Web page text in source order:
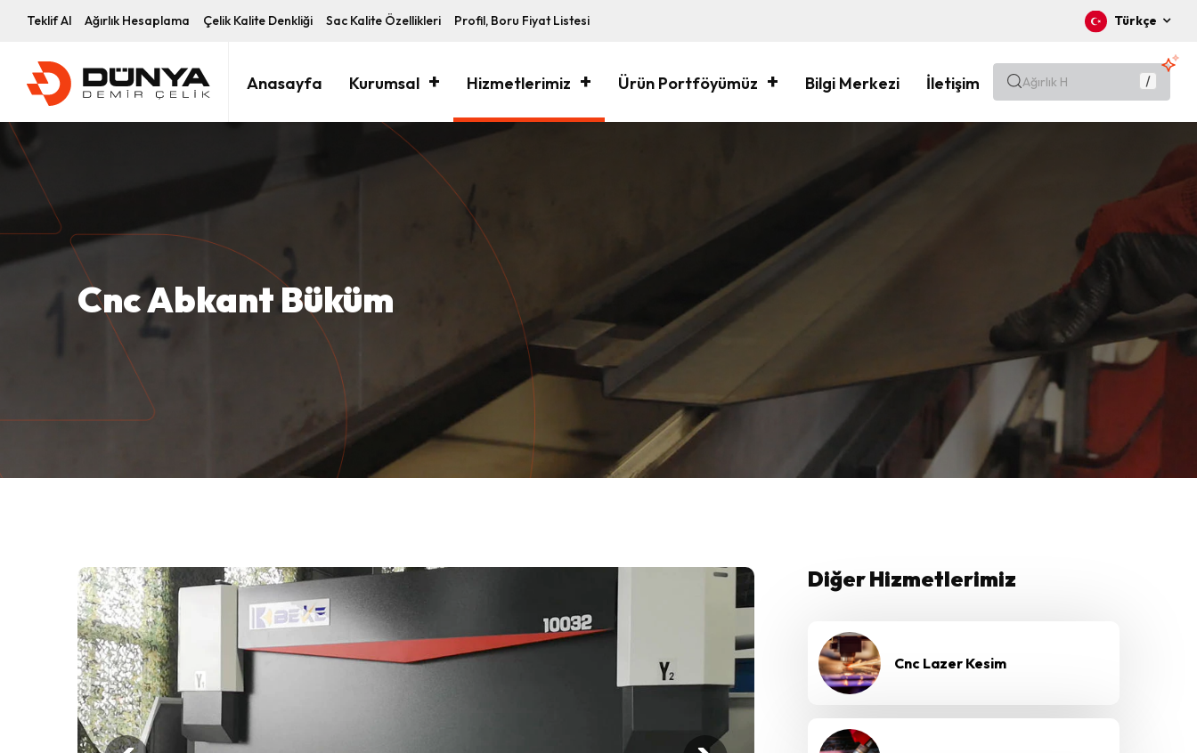
Türkçe
Teklif Al Ağırlık Hesaplama Çelik Kalite Denkliği Sac Kalite Özellikleri Profil, Boru Fiyat Listesi
Anasayfa Kurumsal Hizmetlerimiz Ürün Portföyümüz Bilgi Merkezi İletişim
Cnc Abkant Büküm
Diğer Hizmetlerimiz
Cnc Lazer Kesim